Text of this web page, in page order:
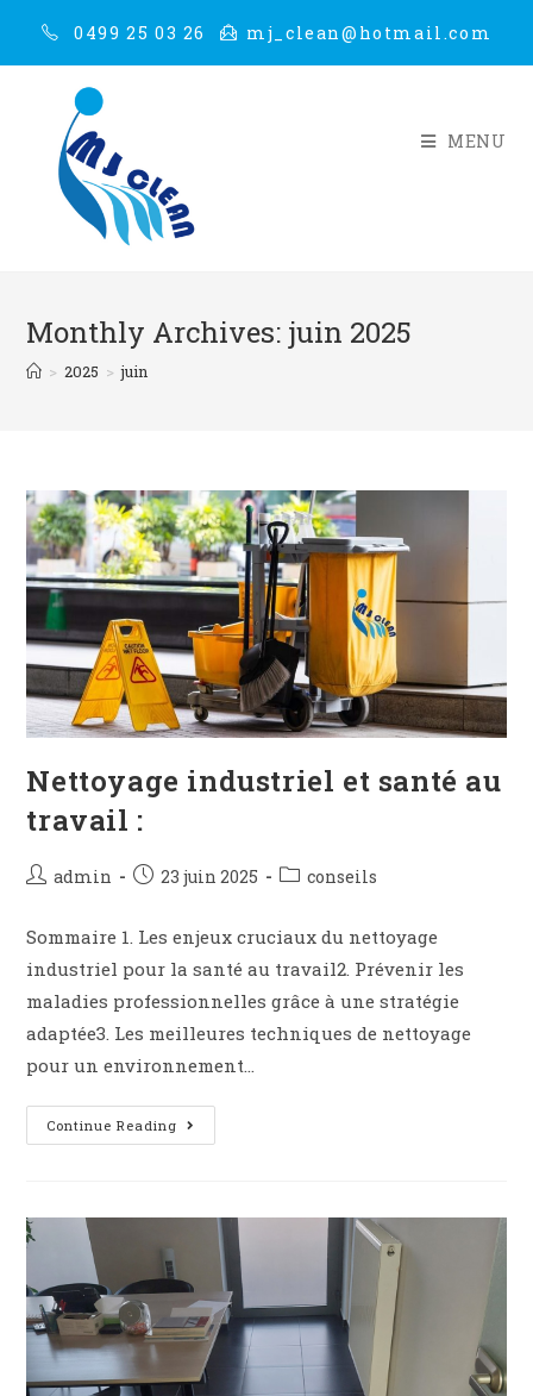
0499 25 03 26 mj_clean@hotmail.com
MENU
Monthly Archives: juin 2025
> 2025 > juin
Nettoyage industriel et santé au
travail :
admin 23 juin 2025 conseils
Sommaire 1. Les enjeux cruciaux du nettoyage
industriel pour la santé au travail2. Prévenir les
maladies professionnelles grâce à une stratégie
adaptée3. Les meilleures techniques de nettoyage
pour un environnement…
Continue Reading